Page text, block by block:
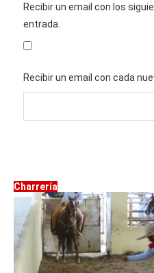
Recibir un email con los
entrada.
Recibir un email con cada
Charrería